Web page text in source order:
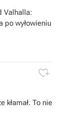
Valhalla:
po wyłowieniu

kłamał. To nie